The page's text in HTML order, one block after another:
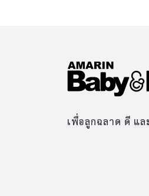
เพื่อลูกฉลาด ดี แล